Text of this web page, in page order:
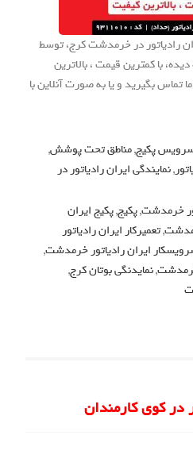
رادیاتور در خرمدشت کرج، توسط
با کمترین قیمت ، بالاترین
نصب. با ما تماس بگیرید و یا به صورت آنلاین با
پکیج,مناطق تحت پوشش,
,نمایندگی ایران رادیاتور در
خرمدشت,پکیج,پکیج ایران
,تعمیرکار ایران رادیاتور
ایران رادیاتور خرمدشت,
,نمایدنگی بوتان کرج,
در کوی کارمندان